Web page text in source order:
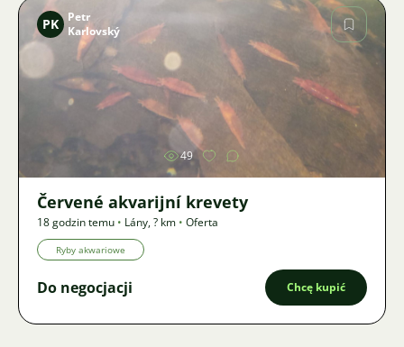
Zdjęcie
PK
Petr
Karlovský
49
Červené akvarijní krevety
18 godzin temu • Lány,? km • Oferta
Ryby akwariowe
Do negocjacji Chcę kupić